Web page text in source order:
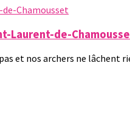
Laurent-de-
et nos archers ne lâchent